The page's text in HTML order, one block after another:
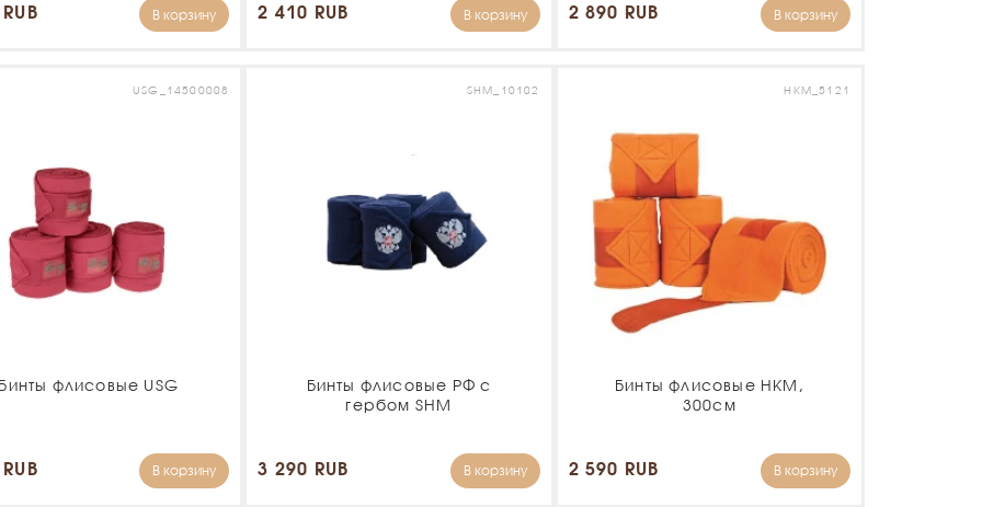
В корзину 2 410 RUB В корзину 2 890 RUB В корзину
USG_14500008
Бинты флисовые USG
В корзину
SHM_10102
Бинты флисовые РФ с
гербом SHM
3 290 RUB В корзину
HKM_5121
Бинты флисовые HKM,
300см
2 590 RUB В корзину